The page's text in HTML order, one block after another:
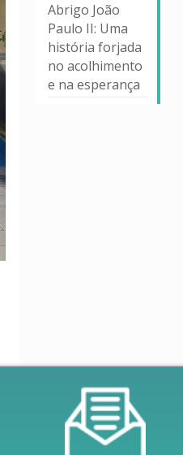
Abrigo João
Paulo II: Uma
história forjada
no acolhimento
e na esperança